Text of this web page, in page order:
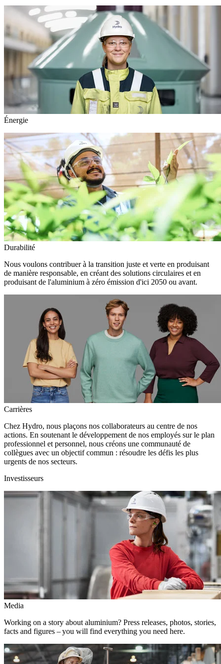
Énergie
Durabilité
Nous voulons contribuer à la transition juste et verte en produisant
de manière responsable, en créant des solutions circulaires et en
produisant de l'aluminium à zéro émission d'ici 2050 ou avant.
Carrières
Chez Hydro, nous plaçons nos collaborateurs au centre de nos
actions. En soutenant le développement de nos employés sur le plan
professionnel et personnel, nous créons une communauté de
collègues avec un objectif commun : résoudre les défis les plus
urgents de nos secteurs.
Investisseurs
Media
Working on a story about aluminium? Press releases, photos, stories,
facts and figures – you will find everything you need here.